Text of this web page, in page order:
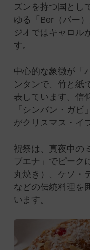
ズンを持つ国とし
ゆる「Ber（バー
ジオではキャロル
す。
中心的な象徴が「
ンタンで、竹と紙
表しています。信
「シンバン・ガ
がクリスマス・イ
祝祭は、真夜中の
ブエナ」でピーク
丸焼き）、ケソ・
などの伝統料理を
います。